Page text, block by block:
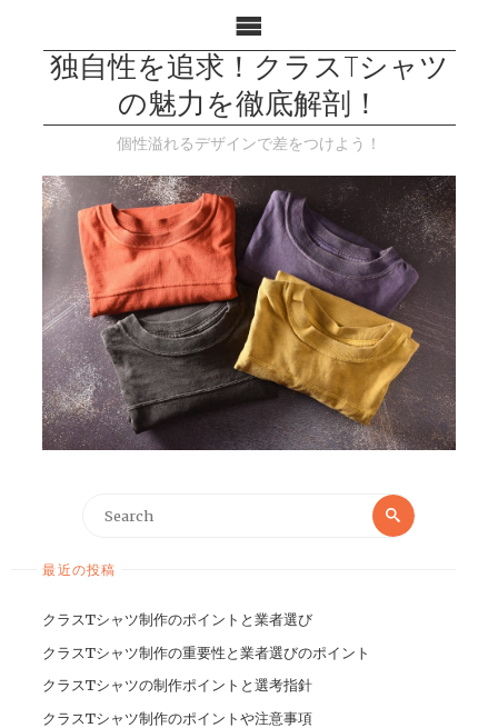
独自性を追求！クラスTシャツ
の魅力を徹底解剖！
個性溢れるデザインで差をつけよう！
最近の投稿
クラスTシャツ制作のポイントと業者選び
クラスTシャツ制作の重要性と業者選びのポイント
クラスTシャツの制作ポイントと選考指針
クラスTシャツ制作のポイントや注意事項